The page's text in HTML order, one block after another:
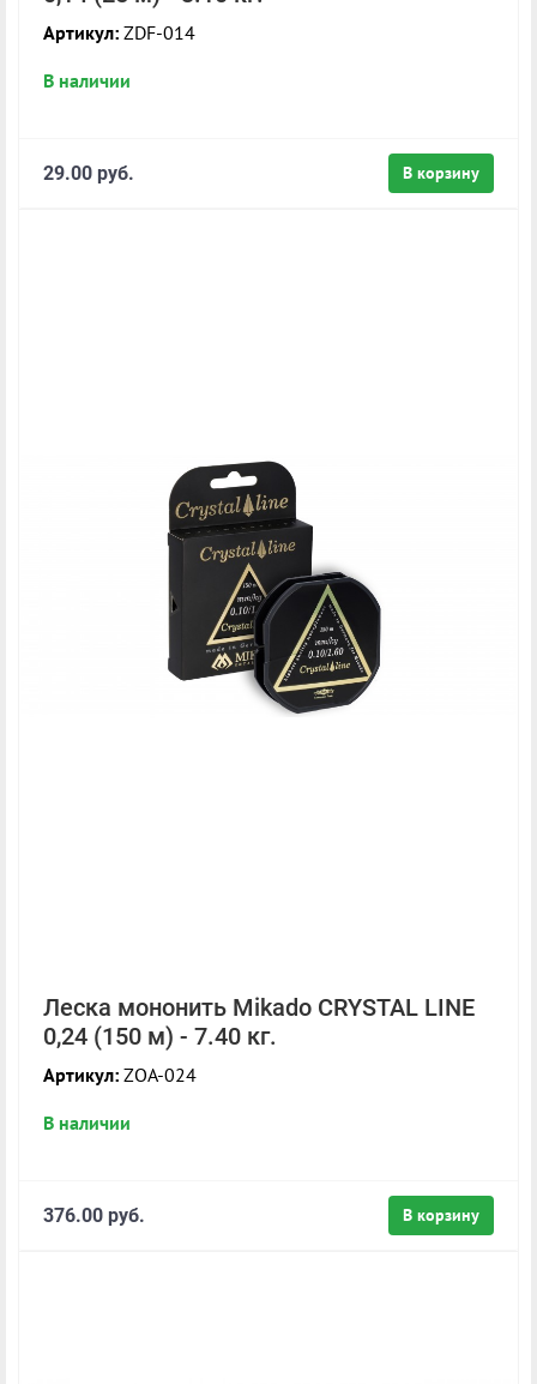
Артикул: ZDF-014
В наличии
В корзину
29.00 руб.
Леска мононить Mikado CRYSTAL LINE
0,24 (150 м) - 7.40 кг.
Артикул: ZOA-024
В наличии
В корзину
376.00 руб.